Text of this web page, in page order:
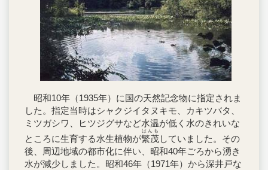
昭和10年（1935年）に国の天然記念物に指定されま
した。指定当時はシャクジイタヌキモ、カキツバタ、
ミツガシワ、ヒツジグサなど水温が低く水のきれいな
ところに生育する水生植物が繁茂
はんも
していました。その
後、周辺地域の都市化に伴い、昭和40年ごろから湧き
水が減少しました。昭和46年（1971年）から深井戸な